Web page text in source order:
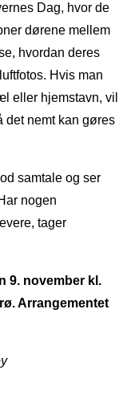
Dag, hvor de
dørene mellem
hvordan deres
Hvis man
eller hjemstavn, vil
nemt kan gøres
samtale og ser
nogen
tager
9. november kl.
Arrangementet